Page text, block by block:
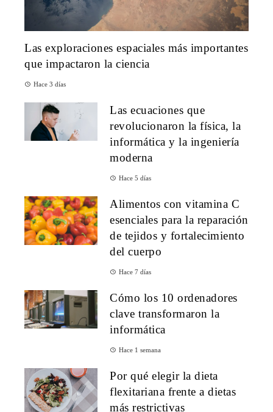
Las exploraciones espaciales más importantes
que impactaron la ciencia
Hace 3 días
Las ecuaciones que
revolucionaron la física, la
informática y la ingeniería
moderna
Hace 5 días
Alimentos con vitamina C
esenciales para la reparación
de tejidos y fortalecimiento
del cuerpo
Hace 7 días
Cómo los 10 ordenadores
clave transformaron la
informática
Hace 1 semana
Por qué elegir la dieta
flexitariana frente a dietas
más restrictivas